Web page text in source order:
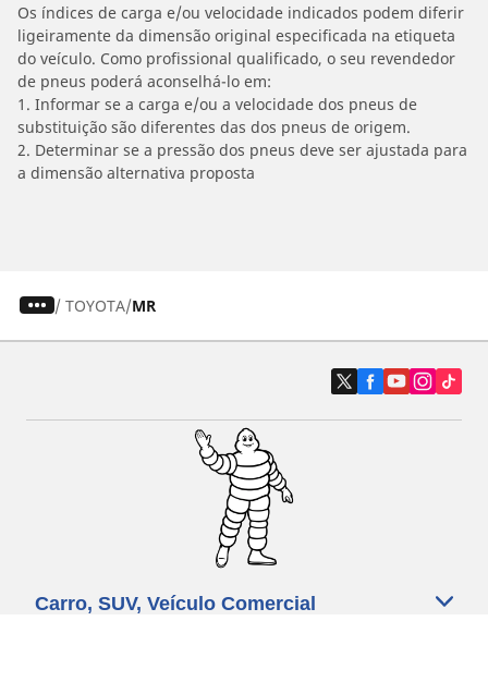
Os índices de carga e/ou velocidade indicados podem diferir
ligeiramente da dimensão original especificada na etiqueta
do veículo. Como profissional qualificado, o seu revendedor
de pneus poderá aconselhá-lo em:
1. Informar se a carga e/ou a velocidade dos pneus de
substituição são diferentes das dos pneus de origem.
2. Determinar se a pressão dos pneus deve ser ajustada para
a dimensão alternativa proposta
/ TOYOTA MR
Carro, SUV, Veículo Comercial